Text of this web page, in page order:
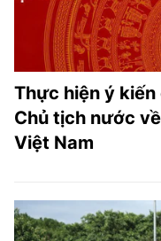
Thực hiện ý kiến
Chủ tịch nước
Việt Nam